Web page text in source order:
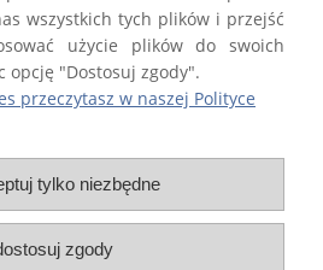
O FIRMIE
wpisana do Centralnej Ewidencji i
Rzeczypospolitej Polskiej
d.s. gospodarki.
wszystkich tych plików i przejść
użycie plików do swoich
opcję "Dostosuj zgody".
przeczytasz w naszej Polityce
tylko niezbędne
zgody